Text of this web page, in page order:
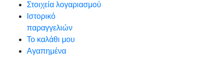
Στοιχεία λογαριασμού
Ιστορικό
παραγγελιών
Το καλάθι μου
Αγαπημένα